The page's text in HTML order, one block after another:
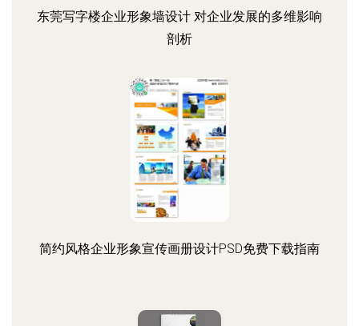
东莞写字楼企业形象墙设计 对企业发展的多维影响
剖析
简约风格企业形象宣传画册设计PSD免费下载指南